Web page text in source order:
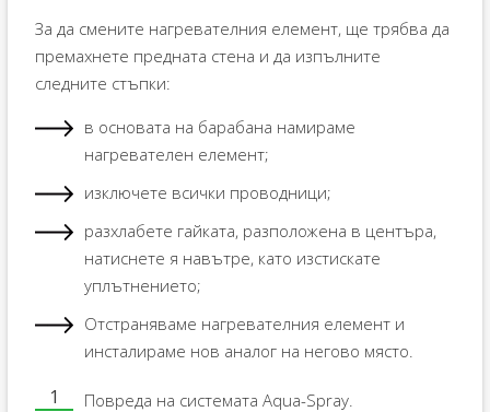
За да смените нагревателния елемент, ще трябва да
премахнете предната стена и да изпълните
следните стъпки:
в основата на барабана намираме
нагревателен елемент;
изключете всички проводници;
разхлабете гайката, разположена в центъра,
натиснете я навътре, като изстискате
уплътнението;
Отстраняваме нагревателния елемент и
инсталираме нов аналог на негово място.
Повреда на системата Aqua-Spray.